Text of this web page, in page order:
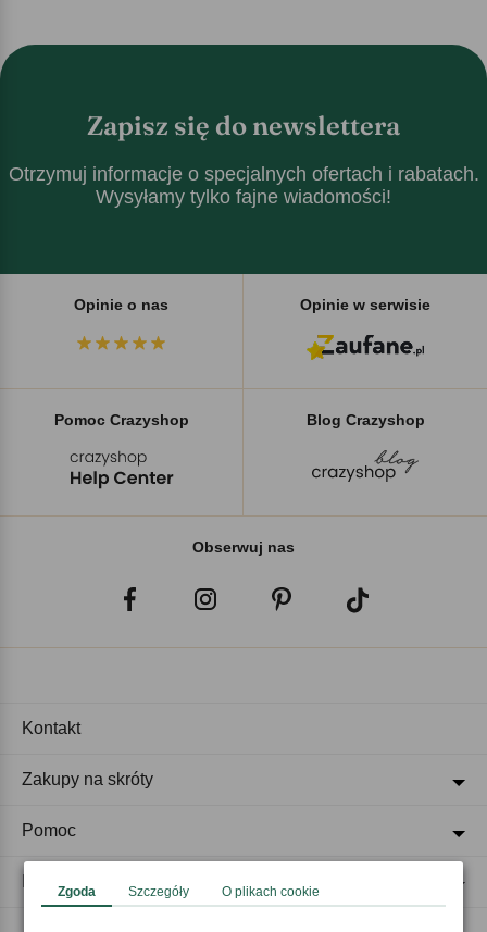
Zapisz się do newslettera
Otrzymuj informacje o specjalnych ofertach i rabatach.
Wysyłamy tylko fajne wiadomości!
Opinie o nas Opinie w serwisie
Pomoc Crazyshop Blog Crazyshop
Obserwuj nas
Kontakt
Zakupy na skróty
Pomoc
Regulaminy
Zgoda Szczegóły O plikach cookie